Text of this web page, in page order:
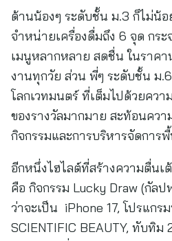
ด้านน้องๆ ระดับชั้น ม.3 ก็ไม่น้
จำหน่ายเครื่องดื่มถึง 6 จุด กร
เมนูหลากหลาย สดชื่น ในราคา
งานทุกวัย ส่วน พี่ๆ ระดับชั้น ม
โลกเวทมนตร์ ที่เต็มไปด้วยคว
ของรางวัลมากมาย สะท้อนคว
กิจกรรมและการบริหารจัดการ
อีกหนึ่งไฮไลต์ที่สร้างความตื่นเ
คือ กิจกรรม Lucky Draw (กัล
ว่าจะเป็น iPhone 17, โปรแกร
SCIENTIFIC BEAUTY, ทับทิม